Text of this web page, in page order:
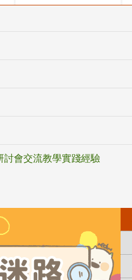
討會交流教學實踐經驗